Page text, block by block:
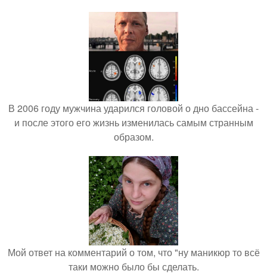
В 2006 году мужчина ударился головой о дно бассейна -
и после этого его жизнь изменилась самым странным
образом.
Мой ответ на комментарий о том, что "ну маникюр то всё
таки можно было бы сделать.